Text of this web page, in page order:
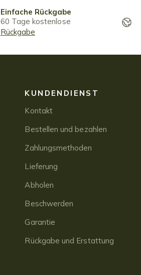
Einfache Rückgabe
60 Tage kostenlose
Rückgabe
KUNDENDIENST
Kontakt
Bestellen und bezahlen
Zahlungsmethoden
Lieferung
Abholen
Beschwerden
Garantie
Rückgabe und Erstattung